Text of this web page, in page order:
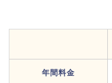
年間料金